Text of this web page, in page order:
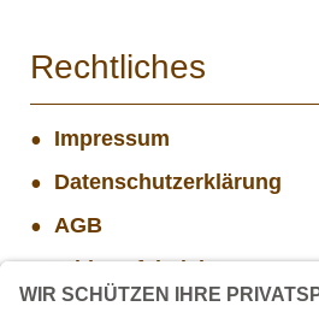
Rechtliches
Impressum
Datenschutzerklärung
AGB
Widerrufsbelehrung